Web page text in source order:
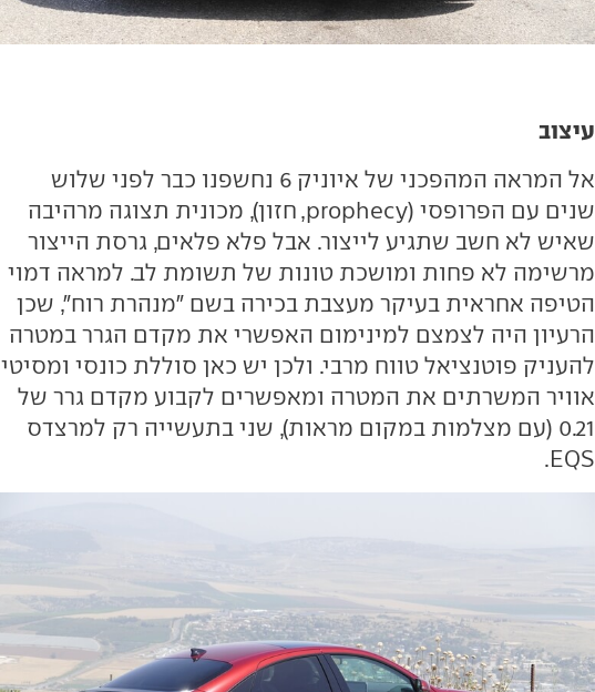
עיצוב
אל המראה המהפכני של איוניק 6 נחשפנו כבר לפני שלוש
שנים עם הפרופסי (prophecy, חזון), מכונית תצוגה מרהיבה
שאיש לא חשב שתגיע לייצור. אבל פלא פלאים, גרסת הייצור
מרשימה לא פחות ומושכת טונות של תשומת לב. למראה דמוי
הטיפה אחראית בעיקר מעצבת בכירה בשם "מנהרת רוח", שכן
הרעיון היה לצמצם למינימום האפשרי את מקדם הגרר במטרה
להעניק פוטנציאל טווח מרבי. ולכן יש כאן סוללת כונסי ומסיטי
אוויר המשרתים את המטרה ומאפשרים לקבוע מקדם גרר של
0.21 (עם מצלמות במקום מראות), שני בתעשייה רק למרצדס
EQS
.